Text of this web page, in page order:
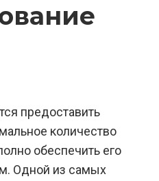
предоставить
количество
обеспечить его
Одной из самых